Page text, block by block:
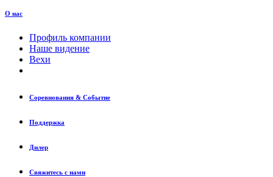
О нас
Профиль компании
Наше видение
Вехи
Соревнования & Событие
Поддержка
Дилер
Свяжитесь с нами